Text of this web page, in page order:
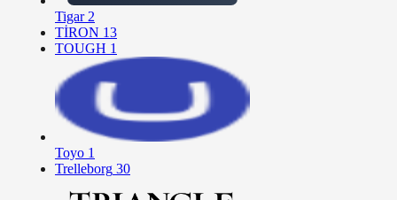
Tigar 2
TİRON 13
TOUGH 1
Toyo 1
Trelleborg 30